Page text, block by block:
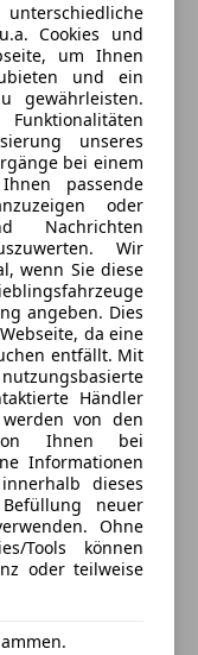
Volumen 1)
Cookies und
um Ihnen
und ein
gewährleisten.
unseres
bei einem
passende
oder
Nachrichten
Wir
wenn Sie diese
angeben. Dies
da eine
entfällt. Mit
Händler
von den
Ihnen bei
Informationen
dieses
neuer
Ohne
Tools können
oder teilweise